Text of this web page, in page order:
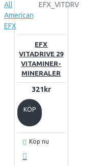
All
American
EFX
EFX_VITDRV
EFX
VITADRIVE 29
VITAMINER-
MINERALER
321kr
KÖP
Köp nu